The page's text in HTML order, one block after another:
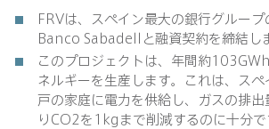
FRVは、スペイン最大の銀行グルー
Banco Sabadellと融資契約を締結し
このプロジェクトは、年間約
ネルギーを生産します。これは、ス
戸の家庭に電力を供給し、ガスの排
りCO2を1kgまで削減するのに十分で